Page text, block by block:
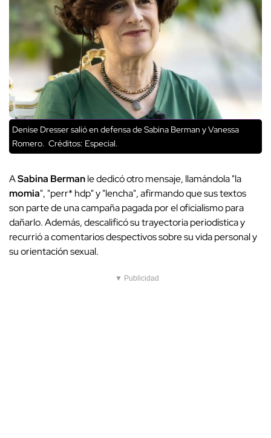
Denise Dresser salió en defensa de Sabina Berman y Vanessa
Romero. Créditos: Especial.
ASabina Bermanle dedicó otro mensaje, llamándola "la
momia", "perr* hdp" y "lencha", afirmando que sus textos
son parte de una campaña pagada por el oficialismo para
dañarlo. Además, descalificó su trayectoria periodística y
recurrió a comentarios despectivos sobre su vida personal y
su orientación sexual.
▼ Publicidad